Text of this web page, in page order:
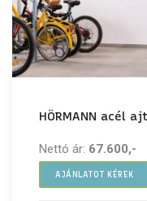
HÖRMANN acél
Nettó ár: 67.600,-
AJÁNLATOT KÉREK